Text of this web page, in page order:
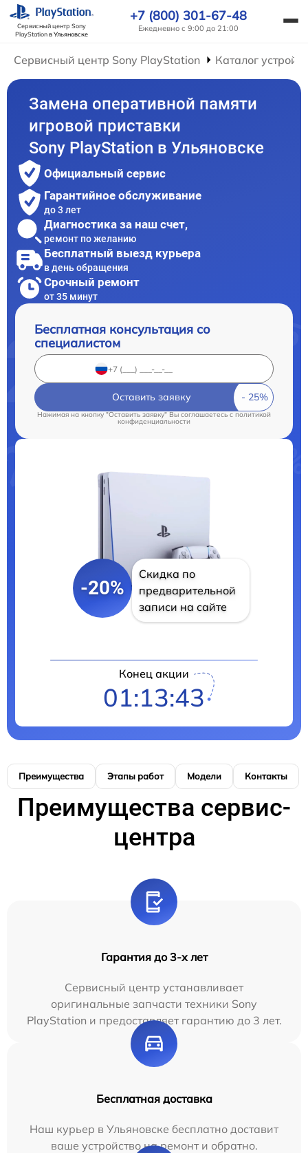
Сервисный центр Sony
PlayStationв Ульяновске
+7 (800) 301-67-48
Ежедневно с 9:00 до 21:00
Сервисный центр Sony PlayStation Каталог
Замена оперативной памяти
игровой приставки
Sony PlayStation в Ульяновске
Официальный сервис
Гарантийное обслуживание
до 3 лет
Диагностика за наш счет,
ремонт по желанию
Бесплатный выезд курьера
в день обращения
Срочный ремонт
от 35 минут
Бесплатная консультация со
специалистом
Оставить заявку
Нажимая на кнопку "Оставить заявку" Вы соглашаетесь cполитикой
конфиденциальности
-20%
Скидка по
предварительной
записи на сайте
Конец акции
01:13:42
Преимущества Этапы работ Модели Контакты
Преимущества сервис-
центра
Гарантия до 3-х лет
Сервисный центр устанавливает
оригинальные запчасти техники Sony
PlayStation и предоставляет гарантию до 3 лет.
Бесплатная доставка
Наш курьер в Ульяновске бесплатно доставит
ваше устройство на ремонт и обратно.